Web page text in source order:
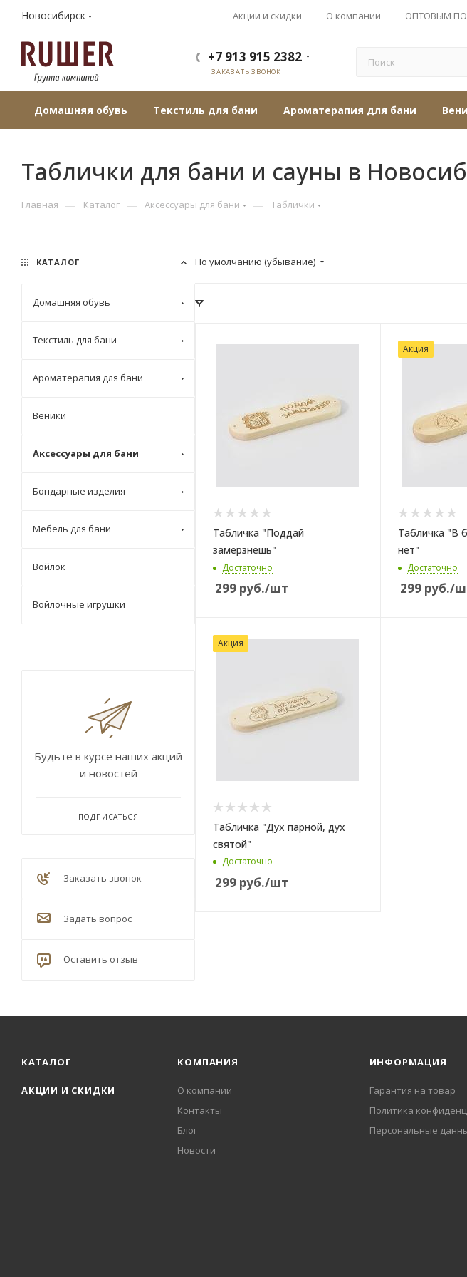
Новосибирск Акции и скидки О компании ОПТОВЫМ
+7 913 915 2382
ЗАКАЗАТЬ ЗВОНОК
Домашняя обувь Текстиль для бани Ароматерапия для бани
Таблички для бани и сауны в
Главная — Каталог — Аксессуары для бани — Таблички
По умолчанию (убывание)
Табличка "Поддай
замерзнешь"
Достаточно
299 руб./шт
Акция
Табличка "В
нет"
Достаточно
299руб./
Акция
Табличка "Дух парной, дух
святой"
Достаточно
299 руб./шт
КАТАЛОГ
Домашняя обувь
Текстиль для бани
Ароматерапия для бани
Веники
Аксессуары для бани
Бондарные изделия
Мебель для бани
Войлок
Войлочные игрушки
Будьте в курсе наших акций
и новостей
ПОДПИСАТЬСЯ
Заказать звонок
Задать вопрос
Оставить отзыв
КАТАЛОГ
АКЦИИ И СКИДКИ
КОМПАНИЯ
О компании
Контакты
Блог
Новости
ИНФОРМАЦИЯ
Гарантия на товар
Политика
Персональные